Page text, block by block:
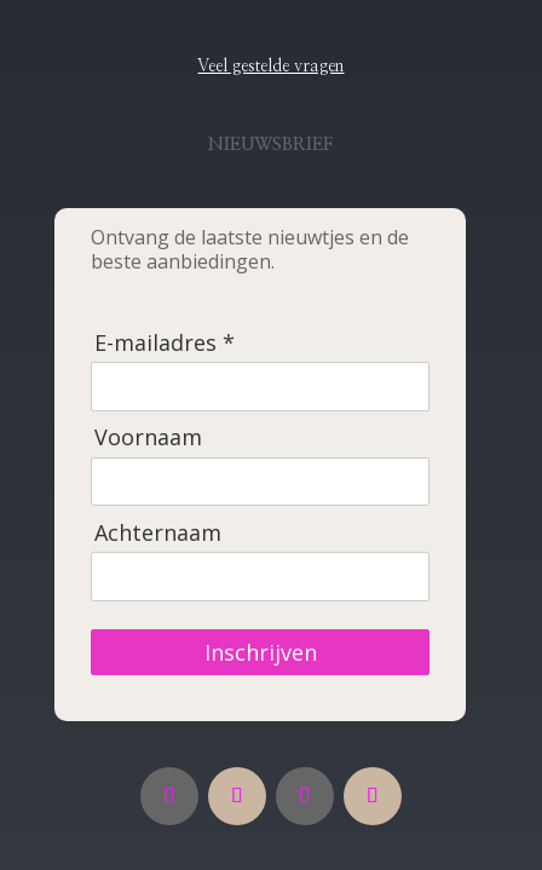
Veel gestelde vragen
NIEUWSBRIEF
Ontvang de laatste nieuwtjes en de
beste aanbiedingen.
E-mailadres *
Voornaam
Achternaam
Inschrijven